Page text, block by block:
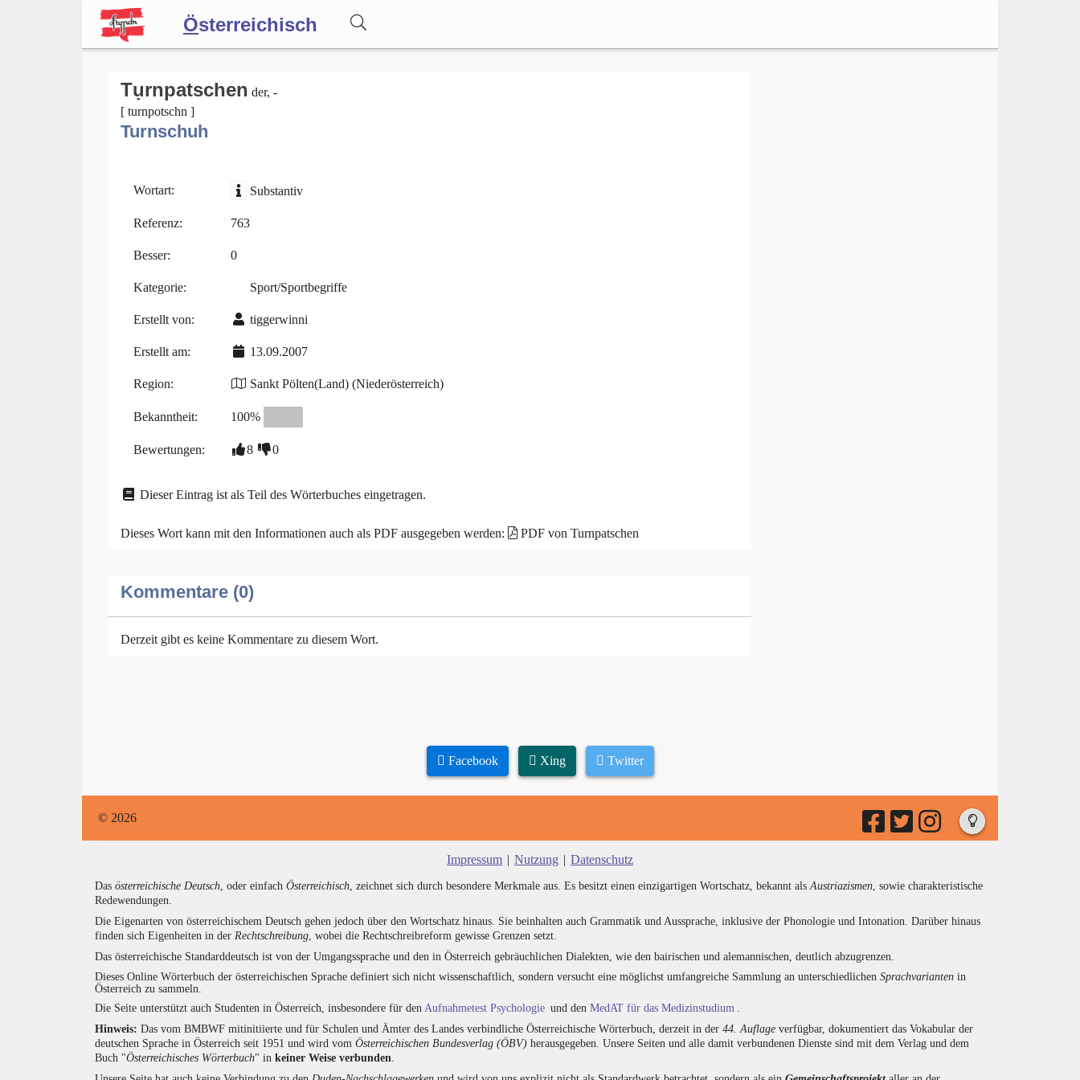
Österreichisch
Forum
Blog
Tụrnpatschen der, -
[ turnpotschn ]
Turnschuh
Wortart: Substantiv
Referenz: 763
Besser: 0
Kategorie: Sport/Sportbegriffe
Erstellt von: tiggerwinni
Erstellt am: 13.09.2007
Region: Sankt Pölten(Land) (Niederösterreich)
Bekanntheit: 100%
Bewertungen: 8 0
Dieser Eintrag ist als Teil des Wörterbuches eingetragen.
Dieses Wort kann mit den Informationen auch als PDF ausgegeben werden: PDF von Turnpatschen
Kommentare (0)
Derzeit gibt es keine Kommentare zu diesem Wort.
Facebook Xing Twitter
© 2026
Impressum | Nutzung | Datenschutz
Das österreichische Deutsch , oder einfach Österreichisch , zeichnet sich durch besondere Merkmale aus. Es besitzt einen einzigartigen Wortschatz, bekannt als Austriazismen , sowie charakteristische
Redewendungen.
Die Eigenarten von österreichischem Deutsch gehen jedoch über den Wortschatz hinaus. Sie beinhalten auch Grammatik und Aussprache, inklusive der Phonologie und Intonation. Darüber hinaus
finden sich Eigenheiten in der Rechtschreibung , wobei die Rechtschreibreform gewisse Grenzen setzt.
Das österreichische Standarddeutsch ist von der Umgangssprache und den in Österreich gebräuchlichen Dialekten, wie den bairischen und alemannischen, deutlich abzugrenzen.
Dieses Online Wörterbuch der österreichischen Sprache definiert sich nicht wissenschaftlich, sondern versucht eine möglichst umfangreiche Sammlung an unterschiedlichen Sprachvarianten in
Österreich zu sammeln.
Die Seite unterstützt auch Studenten in Österreich, insbesondere für den Aufnahmetest Psychologie und den MedAT für das Medizinstudium
Hinweis: Das vom BMBWF mitinitiierte und für Schulen und Ämter des Landes verbindliche Österreichische Wörterbuch, derzeit in der 44. Auflage verfügbar, dokumentiert das Vokabular der
deutschen Sprache in Österreich seit 1951 und wird vom Österreichischen Bundesverlag (ÖBV) herausgegeben. Unsere Seiten und alle damit verbundenen Dienste sind mit dem Verlag und dem
Buch "Österreichisches Wörterbuch" in keiner Weise verbunden